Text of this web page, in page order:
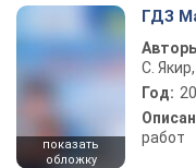
показать
обложку
ГДЗ
С.
Год:
работ